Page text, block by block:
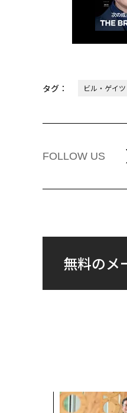
タグ： ビル・ゲイツ
FOLLOW US
無料のメ